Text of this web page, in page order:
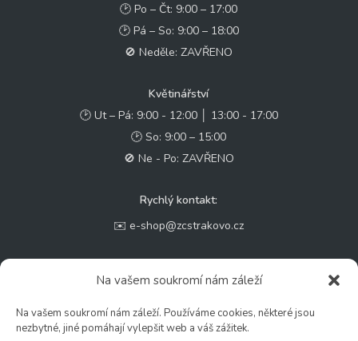
Na vašem soukromí nám záleží
Na vašem soukromí nám záleží. Používáme cookies, některé jsou
nezbytné, jiné pomáhají vylepšit web a váš zážitek.
🕑 Po – Čt: 9:00 – 17:00
🕑 Pá – So: 9:00 – 18:00
🚫 Neděle: ZAVŘENO
Květinářství
🕑 Ut – Pá: 9:00 - 12:00 │ 13:00 - 17:00
🕑 So: 9:00 – 15:00
🚫 Ne - Po: ZAVŘENO
Rychlý kontakt:
✉️ e-shop@zcstrakovo.cz